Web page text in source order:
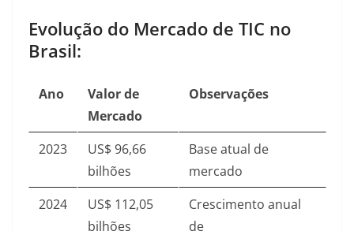
Evolução do Mercado de TIC no
Brasil:
Ano
Valor de
Mercado
Observações
2023
US$ 96,66
bilhões
Base atual de
mercado
2024
US$ 112,05
bilhões
Crescimento anual
de